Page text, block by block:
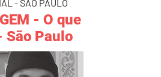
- SÃO PAULO
- O que
São Paulo